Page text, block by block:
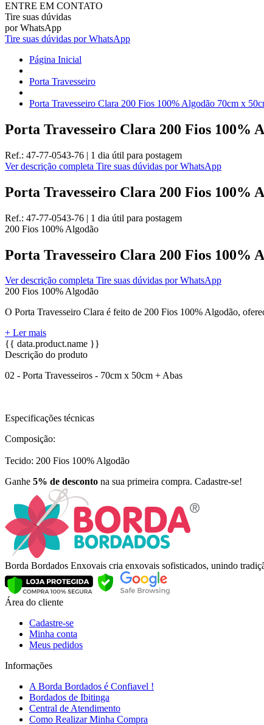
ENTRE EM CONTATO
Tire suas dúvidas
por WhatsApp
Tire suas dúvidas por WhatsApp
Página Inicial
Porta Travesseiro
Porta Travesseiro Clara 200 Fios 100% Algodão 70cm x
Porta Travesseiro Clara 200 Fios 100%
Ref.: 47-77-0543-76 | 1 dia útil para postagem
Ver descrição completa Tire suas dúvidas por WhatsApp
Porta Travesseiro Clara 200 Fios 100%
Ref.: 47-77-0543-76 | 1 dia útil para postagem
200 Fios 100% Algodão
Porta Travesseiro Clara 200 Fios 100%
Ver descrição completa Tire suas dúvidas por WhatsApp
200 Fios 100% Algodão
O Porta Travesseiro Clara é feito de 200 Fios 100% Algodão,
+ Ler mais
{{ data.product.name }}
Descrição do produto
02 - Porta Travesseiros - 70cm x 50cm + Abas
Especificações técnicas
Composição:
Tecido: 200 Fios 100% Algodão
Ganhe 5% de desconto na sua primeira compra. Cadastre-se!
Borda Bordados Enxovais cria enxovais sofisticados, unindo
Área do cliente
Cadastre-se
Minha conta
Meus pedidos
Informações
A Borda Bordados é Confiavel !
Bordados de Ibitinga
Central de Atendimento
Como Realizar Minha Compra